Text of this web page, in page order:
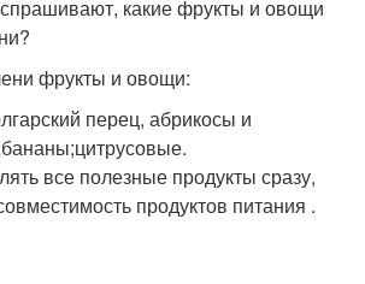
какие фрукты и овощи
фрукты и овощи:
перец, абрикосы и
все полезные продукты сразу,
продуктов питания .